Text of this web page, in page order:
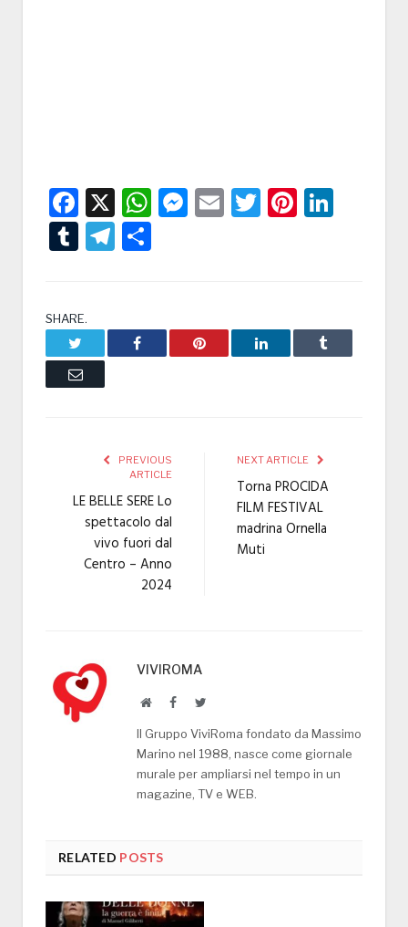
Facebook
X WhatsApp
Messenger
EmailTwitter
TumblrTelegram
SHARE.
Facebook Pinterest LinkedIn Tumblr
Email
PREVIOUS
ARTICLE
LE BELLE SERE Lo
spettacolo dal
vivo fuori dal
Centro – Anno
2024
NEXT ARTICLE
Torna PROCIDA
FILM FESTIVAL
madrina Ornella
Muti
VIVIROMA
WebsiteFacebookTwitter
Il Gruppo ViviRoma fondato da Massimo
Marino nel 1988, nasce come giornale
murale per ampliarsi nel tempo in un
magazine, TV e WEB.
RELATED POSTS